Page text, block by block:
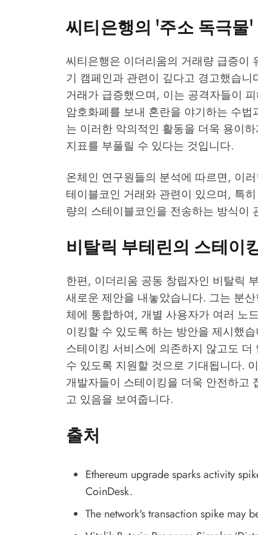
씨티은행의 '주소 독극물'
씨티은행은 이더리움의 거래량 급증이
기 캠페인과 관련이 깊다고 경고했습
거래가 급증했으며, 이는 공격자들이
암호화폐를 보내 혼란을 야기하는 수
는 이러한 악의적인 활동을 더욱 용이
지표를 부풀릴 수 있다는 것입니다.
온체인 연구원들의 분석에 따르면, 이
테이블코인 거래와 관련이 있으며, 특
량의 스테이블코인을 전송하는 방식이
비탈릭 부테린의 스테이
한편, 이더리움 공동 창립자인 비탈릭
새로운 제안을 내놓았습니다. 그는 분
체에 통합하여, 개별 사용자가 여러 노
이킹할 수 있도록 하는 방안을 제시했
스테이킹 서비스에 의존하지 않고도
수 있도록 지원할 것으로 기대됩니다.
개발자들이 스테이킹을 더욱 안전하고
고 있음을 보여줍니다.
출처
Ethereum upgrade sparks activity
CoinDesk.
The network's transaction spike may